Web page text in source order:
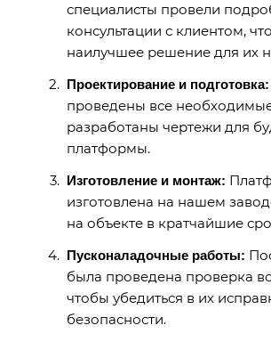
специалисты провели
консультации с клиентом,
наилучшее решение для их
Проектирование и подготовка:
проведены все
разработаны чертежи для
платформы.
Изготовление и монтаж:
изготовлена на нашем
на объекте в кратчайшие
Пусконаладочные работы:
была проведена проверка
чтобы убедиться в их
безопасности.